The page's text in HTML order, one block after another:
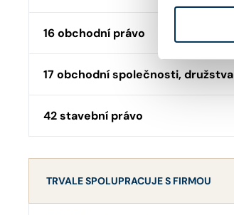
16 obchodní právo
17 obchodní společnosti, družstva
42 stavební právo
TRVALE SPOLUPRACUJE S FIRMOU